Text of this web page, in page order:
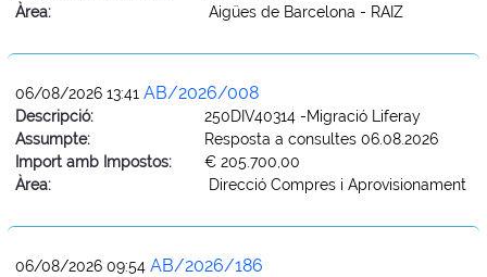
Àrea:
Aigües de Barcelona - RAIZ
06/08/2026 13:41 AB/2026/008
Descripció:
250DIV40314 -Migració Liferay
Assumpte:
Resposta a consultes 06.08.2026
Import amb Impostos:
€ 205.700,00
Àrea:
Direcció Compres i Aprovisionament
06/08/2026 09:54 AB/2026/186